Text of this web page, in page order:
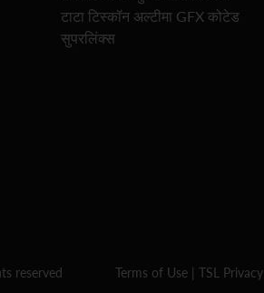
टाटा टिस्कॉन अल्टीमा GFX कोटेड
सुपरलिंक्स
reserved Terms of Use | TSL Privacy